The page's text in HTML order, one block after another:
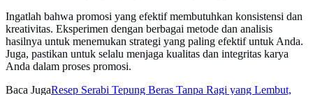
Ingatlah bahwa promosi yang efektif membutuhkan konsistensi dan
kreativitas. Eksperimen dengan berbagai metode dan analisis
hasilnya untuk menemukan strategi yang paling efektif untuk Anda.
Juga, pastikan untuk selalu menjaga kualitas dan integritas karya
Anda dalam proses promosi.
Baca JugaResep Serabi Tepung Beras Tanpa Ragi yang Lembut,